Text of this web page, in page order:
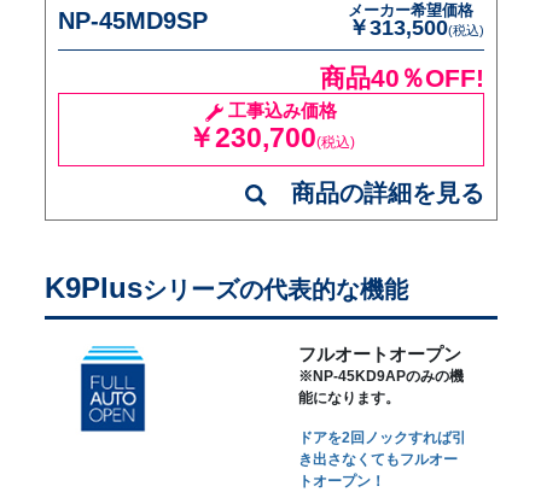
NP-45MD9SP メーカー希望価格
￥313,500(税込)
商品40％OFF!
工事込み価格
￥230,700(税込)
商品の詳細を見る
K9Plusシリーズの代表的な機能
フルオートオープン
※NP-45KD9APのみの機
能になります。
ドアを2回ノックすれば引
き出さなくてもフルオー
トオープン！